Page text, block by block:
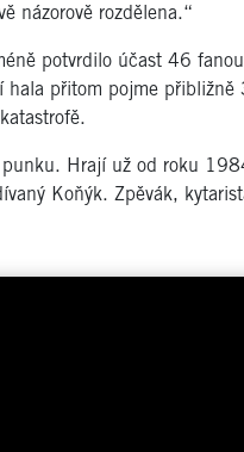
názorově rozdělena.“
potvrdilo účast 46
hala přitom pojme
Hrají už od roku
Koňýk. Zpěvák,